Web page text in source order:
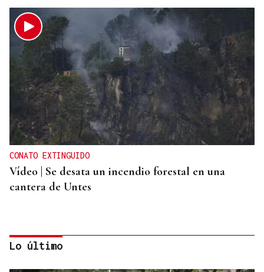
CONATO EXTINGUIDO
Vídeo | Se desata un incendio forestal en una
cantera de Untes
Lo último